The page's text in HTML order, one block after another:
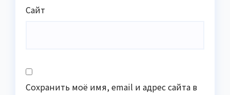
Сайт
Сохранить моё имя, email и адрес сайта в